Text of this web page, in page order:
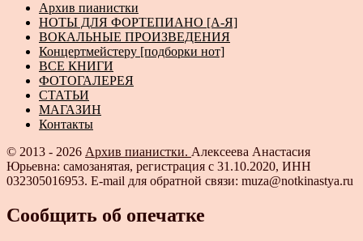
Архив пианистки
НОТЫ ДЛЯ ФОРТЕПИАНО [А-Я]
ВОКАЛЬНЫЕ ПРОИЗВЕДЕНИЯ
Концертмейстеру [подборки нот]
ВСЕ КНИГИ
ФОТОГАЛЕРЕЯ
СТАТЬИ
МАГАЗИН
Контакты
© 2013 - 2026 Архив пианистки. Алексеева Анастасия
Юрьевна: самозанятая, регистрация с 31.10.2020, ИНН
032305016953. E-mail для обратной связи: muza@notkinastya.ru
Сообщить об опечатке